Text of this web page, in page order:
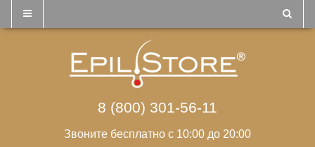
8 (800) 301-56-11
Звоните бесплатно с 10:00 до 20:00